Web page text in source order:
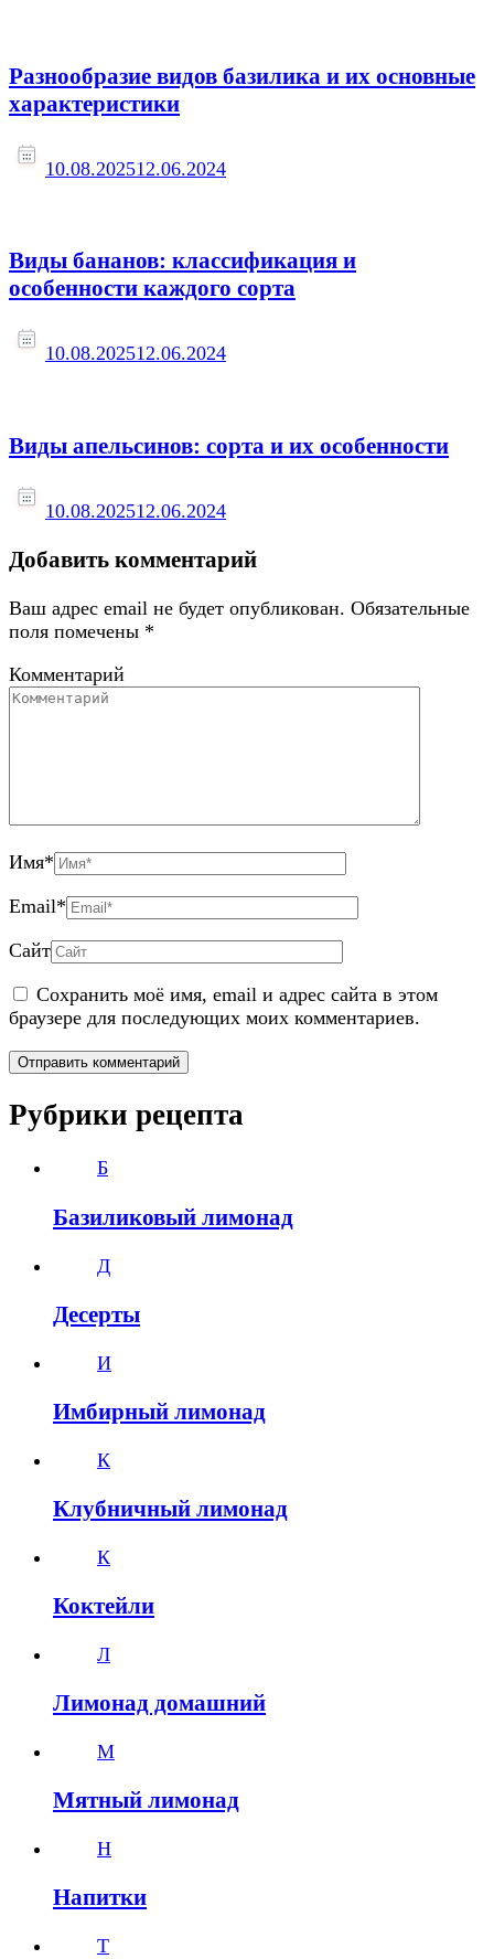
Разнообразие видов базилика и их основные
характеристики
10.08.202512.06.2024
Виды бананов: классификация и
особенности каждого сорта
10.08.202512.06.2024
Виды апельсинов: сорта и их особенности
10.08.202512.06.2024
Добавить комментарий
Ваш адрес email не будет опубликован. Обязательные
поля помечены *
Комментарий
Имя*
Email*
Сайт
Сохранить моё имя, email и адрес сайта в этом
браузере для последующих моих комментариев.
Рубрики рецепта
Б
Базиликовый лимонад
Д
Десерты
И
Имбирный лимонад
К
Клубничный лимонад
К
Коктейли
Л
Лимонад домашний
М
Мятный лимонад
Н
Напитки
Т